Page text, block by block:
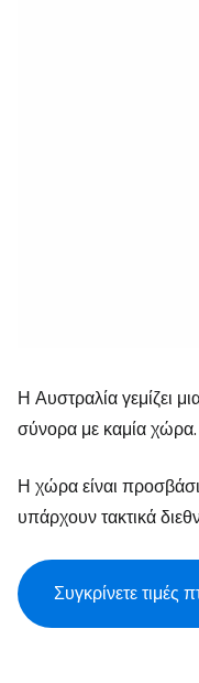
Η Αυστραλία γεμίζει
σύνορα με καμία χώρα.
Η χώρα είναι
υπάρχουν τακτικά
Συγκρίνετε